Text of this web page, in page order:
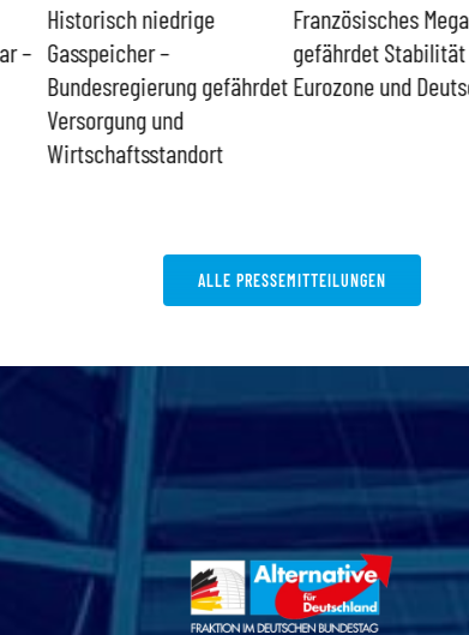
–
Historisch niedrige
Gasspeicher –
Bundesregierung gefährdet
Versorgung und
Wirtschaftsstandort
Französisches
gefährdet
Eurozone und
ALLE PRESSEMITTEILUNGEN